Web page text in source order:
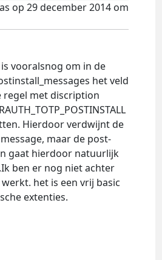
op 29 december 2014 om
vooralsnog om in de
het veld
regel met discription
Hierdoor verdwijnt de
maar de post-
gaat hierdoor natuurlijk
ben er nog niet achter
het is een vrij basic
extenties.